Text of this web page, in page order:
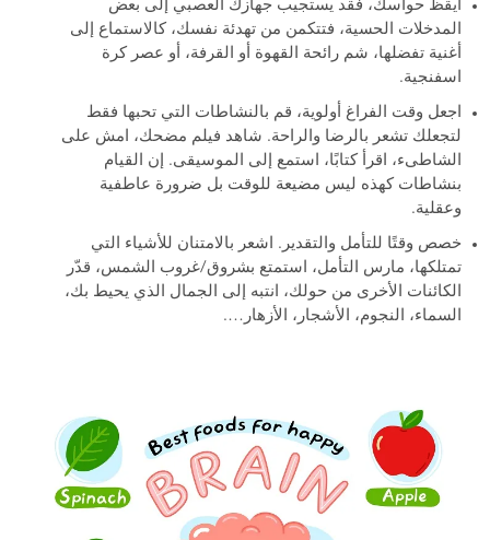
أيقظ حواسك، فقد يستجيب جهازك العصبي إلى بعض
المدخلات الحسية، فتتكمن من تهدئة نفسك، كالاستماع إلى
أغنية تفضلها، شم رائحة القهوة أو القرفة، أو عصر كرة
اسفنجية.
اجعل وقت الفراغ أولوية، قم بالنشاطات التي تحبها فقط
لتجعلك تشعر بالرضا والراحة. شاهد فيلم مضحك، امش على
الشاطىء، اقرأ كتابًا، استمع إلى الموسيقى. إن القيام
بنشاطات كهذه ليس مضيعة للوقت بل ضرورة عاطفية
وعقلية.
خصص وقتًا للتأمل والتقدير. اشعر بالامتنان للأشياء التي
تمتلكها، مارس التأمل، استمتع بشروق/غروب الشمس، قدّر
الكائنات الأخرى من حولك، انتبه إلى الجمال الذي يحيط بك،
السماء، النجوم، الأشجار، الأزهار….